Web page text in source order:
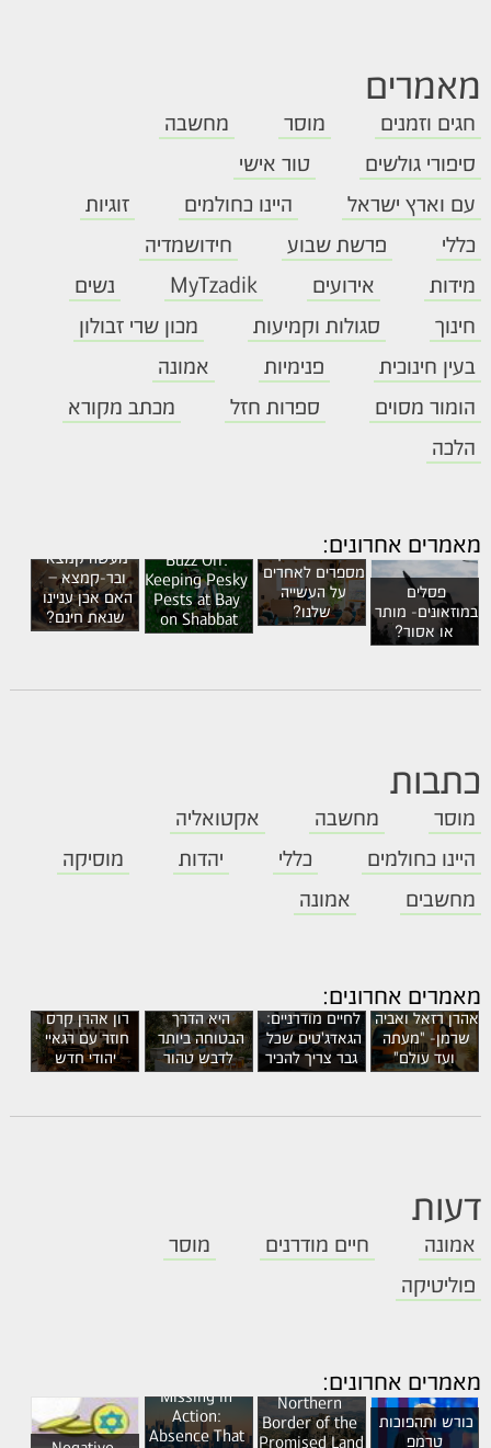
מאמרים
חגים וזמנים מוסר
מחשבה
סיפורי גולשים
טור אישי
עם וארץ ישראל
היינו כחולמים
זוגיות
כללי
פרשת שבוע
חידושמדיה
מידות
אירועים MyTzadik
נשים
חינוך
סגולות וקמיעות
מכון שרי זבולון
בעין חינוכית
פנימיות
אמונה
הומור מסוים
ספרות חזל
מכתב מקורא
הלכה
מאמרים אחרונים:
במוזאונים- מותר
או אסור?
מספרים לאחרים
על העשייה
שלנו?
Buzz Off:
Keeping Pesky
Pests at Bay
on Shabbat
מעשה קמצא
ובר-קמצא –
האם אכן עניינו
שנאת חינם?
כתבות
מוסר מחשבה
אקטואליה
היינו כחולמים
כללי יהדות
מוסיקה
מחשבים
אמונה
מאמרים אחרונים:
אהרן רזאל ואביה
שרמן- "מעתה
ועד עולם"
לחיים מודרניים:
הגאדג'טים שכל
גבר צריך להכיר
היא הדרך
הבטוחה ביותר
לדבש טהור
רון אהרן קרס
חוזר עם רגאיי
יהודי חדש
דעות
אמונה חיים מודרנים
מוסר
פוליטיקה
מאמרים אחרונים:
כורש ותהפוכות
טרמפ
Castle and the
Northern
Border of the
Promised Land
Missing in
Action:
Absence That